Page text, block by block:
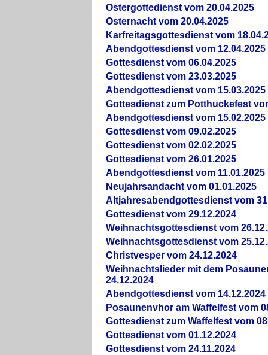
Ostergottedienst vom 20.04.2025
Osternacht vom 20.04.2025
Karfreitagsgottesdienst vom
Abendgottesdienst vom 12.04.2025
Gottesdienst vom 06.04.2025
Gottesdienst vom 23.03.2025
Abendgottesdienst vom 15.03.2025
Gottesdienst zum Potthuckefest
Abendgottesdienst vom 15.02.2025
Gottesdienst vom 09.02.2025
Gottesdienst vom 02.02.2025
Gottesdienst vom 26.01.2025
Abendgottesdienst vom 11.01.2025
Neujahrsandacht vom 01.01.2025
Altjahresabendgottesdienst vom
Gottesdienst vom 29.12.2024
Weihnachtsgottesdienst vom
Weihnachtsgottesdienst vom
Christvesper vom 24.12.2024
Weihnachtslieder mit dem
24.12.2024
Abendgottesdienst vom 14.12.2024
Posaunenvhor am Waffelfest vom
Gottesdienst zum Waffelfest vom
Gottesdienst vom 01.12.2024
Gottesdienst vom 24.11.2024